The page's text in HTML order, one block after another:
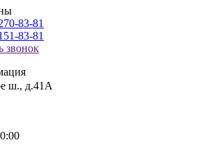
83-81
83-81
звонок
ш., д.41А